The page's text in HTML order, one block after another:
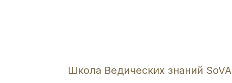
Школа Ведических знаний SoVA